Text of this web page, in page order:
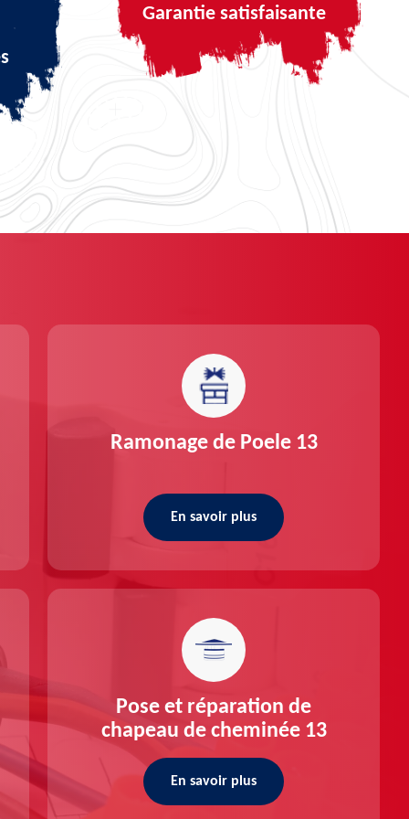
Garantie satisfaisante
Ramonage de Poele 13
En savoir plus
Pose et réparation de
chapeau de cheminée 13
En savoir plus